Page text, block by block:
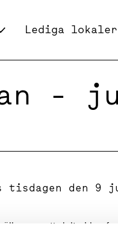
Lediga lokaler
-
tisdagen den 9
att delta i
2019. Presentationen